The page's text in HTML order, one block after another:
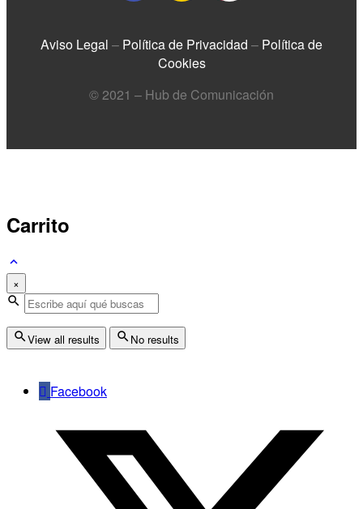
Aviso Legal – Política de Privacidad – Política de
Cookies
© 2021 – Hub de Comunicación
Carrito
×
View all results No results
Facebook